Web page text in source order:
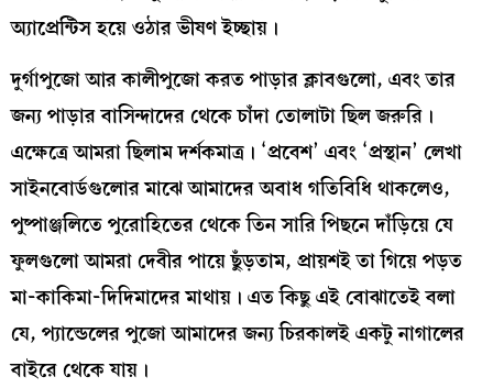
অ্যাপ্রেন্টিস হয়ে ওঠার ভীষণ ইচ্ছায়।
দুর্গাপুজো আর কালীপুজো করত পাড়ার ক্লাবগুলো, এবং তার
জন্য পাড়ার বাসিন্দাদের থেকে চাঁদা তোলাটা ছিল জরুরি।
এক্ষেত্রে আমরা ছিলাম দর্শকমাত্র। ‘প্রবেশ’ এবং ‘প্রস্থান’ লেখা
সাইনবোর্ডগুলোর মাঝে আমাদের অবাধ গতিবিধি থাকলেও,
পুষ্পাঞ্জলিতে পুরোহিতের থেকে তিন সারি পিছনে দাঁড়িয়ে যে
ফুলগুলো আমরা দেবীর পায়ে ছুঁড়তাম, প্রায়শই তা গিয়ে পড়ত
মা-কাকিমা-দিদিমাদের মাথায়। এত কিছু এই বোঝাতেই বলা
যে, প্যান্ডেলের পুজো আমাদের জন্য চিরকালই একটু নাগালের
বাইরে থেকে যায়।